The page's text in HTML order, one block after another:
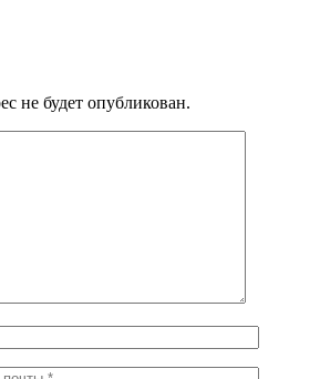
не будет опубликован.